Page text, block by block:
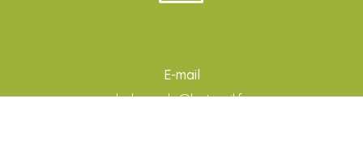
E-mail
ludo-aude@hotmail.fr